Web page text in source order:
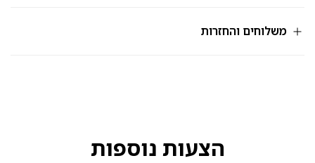
משלוחים והחזרות
הצעות נוספות